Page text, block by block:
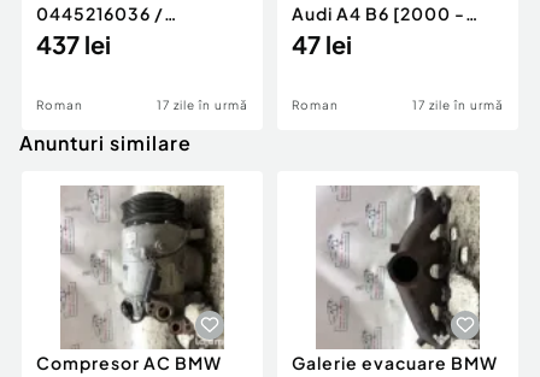
0445216036 /
780542302 3.0 d 313
437 lei
Roman 17 zile în urmă
Audi A4 B6 [2000 -
2005]
47 lei
Roman 17 zile în urmă
Anunturi similare
Compresor AC BMW
Galerie evacuare BMW